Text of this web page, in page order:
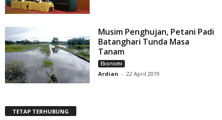
Musim Penghujan, Petani Padi
Batanghari Tunda Masa
Tanam
Ekonomi
Ardian - 22 April 2019
TETAP TERHUBUNG